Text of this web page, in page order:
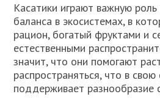
Касатики играют важную
баланса в экосистемах, в
рацион, богатый фруктами и
естественными
значит, что они помогают
распространяться, что в
поддерживает